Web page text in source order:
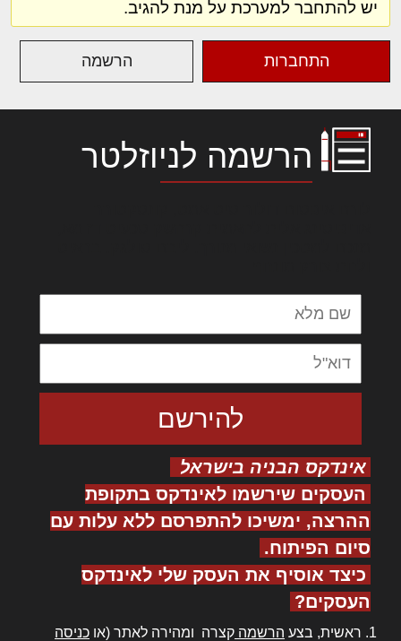
יש להתחבר למערכת על מנת להגיב.
התחברות הרשמה
הרשמה לניוזלטר
אינדקס הבניה בישראל
העסקים שירשמו לאינדקס בתקופת
ההרצה, ימשיכו להתפרסם ללא עלות עם
סיום הפיתוח.
כיצד אוסיף את העסק שלי לאינדקס
העסקים?
ראשית, בצע הרשמה קצרה ומהירה לאתר (או כניסה